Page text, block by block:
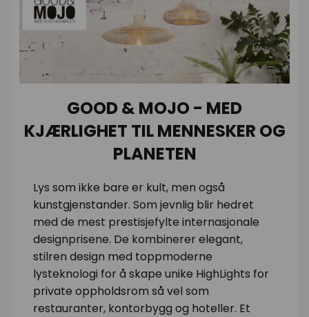
GOOD & MOJO - MED
KJÆRLIGHET TIL MENNESKER OG
PLANETEN
Lys som ikke bare er kult, men også
kunstgjenstander. Som jevnlig blir hedret
med de mest prestisjefylte internasjonale
designprisene. De kombinerer elegant,
stilren design med toppmoderne
lysteknologi for å skape unike HighLights for
private oppholdsrom så vel som
restauranter, kontorbygg og hoteller. Et